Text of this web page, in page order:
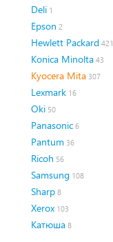
Deli 1
Epson 2
Hewlett Packard 421
Konica Minolta 43
Kyocera Mita 307
Lexmark 16
Oki 50
Panasonic 6
Pantum 36
Ricoh 56
Samsung 108
Sharp 8
Xerox 103
Катюша 8